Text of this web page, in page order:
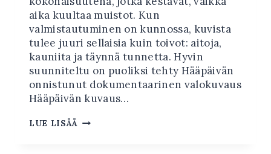
aika kuultaa muistot. Kun
valmistautuminen on kunnossa, kuvista
tulee juuri sellaisia kuin toivot: aitoja,
kauniita ja täynnä tunnetta. Hyvin
suunniteltu on puoliksi tehty Hääpäivän
onnistunut dokumentaarinen valokuvaus
Hääpäivän kuvaus…
LUE LISÄÄ VALMISTAUTUMINEN